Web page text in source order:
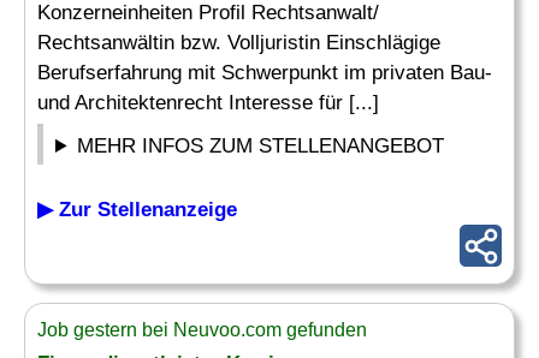
Konzerneinheiten Profil Rechtsanwalt/
Rechtsanwältin bzw. Volljuristin Einschlägige
Berufserfahrung mit Schwerpunkt im privaten Bau-
und Architektenrecht Interesse für [...]
MEHR INFOS ZUM STELLENANGEBOT
▶ Zur Stellenanzeige
Job gestern bei Neuvoo.com gefunden